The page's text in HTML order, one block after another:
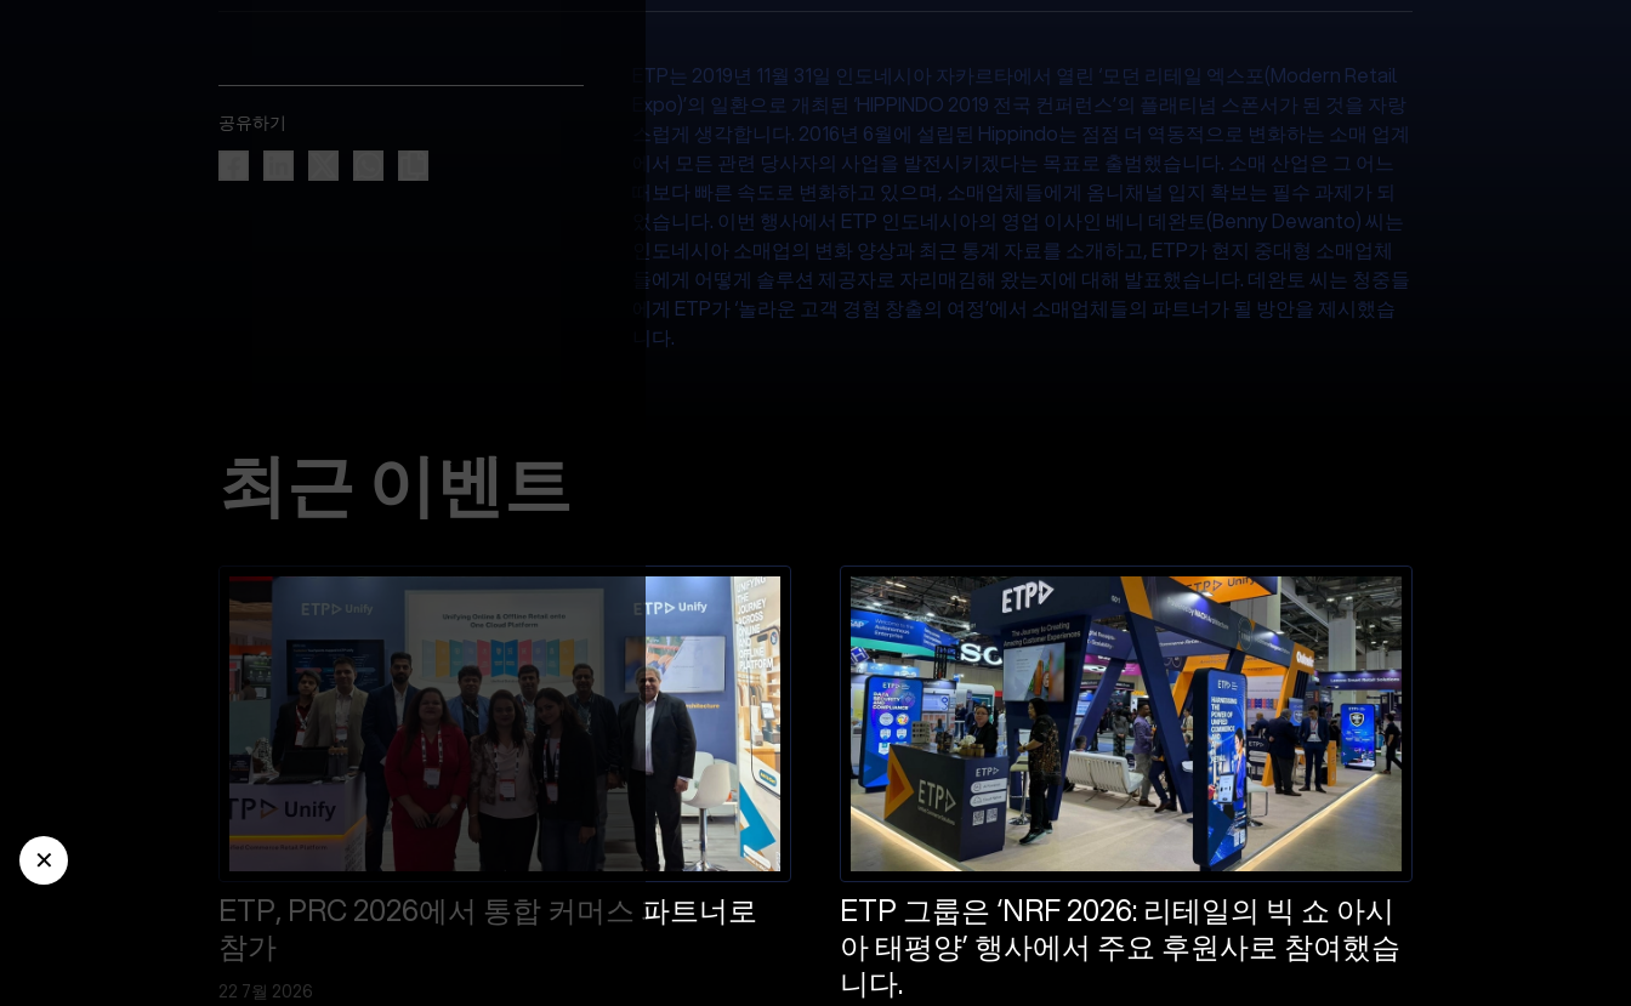
ETP는 2019년 11월 31일 인도네시아 자카르타에서 열린 ‘모던 리테일 엑스포(Modern Retail
Expo)’의 일환으로 개최된 ‘HIPPINDO 2019 전국 컨퍼런스’의 플래티넘 스폰서가 된 것을 자랑
스럽게 생각합니다. 2016년 6월에 설립된 Hippindo는 점점 더 역동적으로 변화하는 소매 업계
에서 모든 관련 당사자의 사업을 발전시키겠다는 목표로 출범했습니다. 소매 산업은 그 어느
때보다 빠른 속도로 변화하고 있으며, 소매업체들에게 옴니채널 입지 확보는 필수 과제가 되
었습니다. 이번 행사에서 ETP 인도네시아의 영업 이사인 베니 데완토(Benny Dewanto) 씨는
인도네시아 소매업의 변화 양상과 최근 통계 자료를 소개하고, ETP가 현지 중대형 소매업체
들에게 어떻게 솔루션 제공자로 자리매김해 왔는지에 대해 발표했습니다. 데완토 씨는 청중들
에게 ETP가 ‘놀라운 고객 경험 창출의 여정’에서 소매업체들의 파트너가 될 방안을 제시했습
니다.
공유하기
최근 이벤트
ETP, PRC 2026에서 통합 커머스 파트너로
참가
22 7월 2026
ETP 그룹은 ‘NRF 2026: 리테일의 빅 쇼 아시
아 태평양’ 행사에서 주요 후원사로 참여했습
니다.
✕